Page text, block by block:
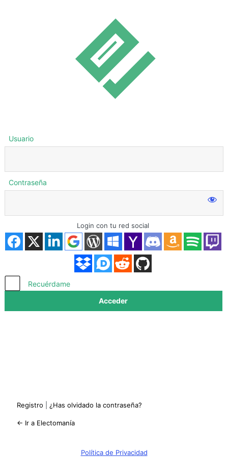
Acceder
Usuario
Contraseña
Login con tu red social
Recuérdame
Registro ¿Has olvidado la contraseña?
← Ir a Electomanía
Política de Privacidad